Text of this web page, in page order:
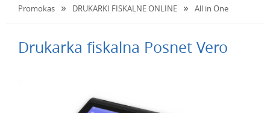
Promokas DRUKARKI FISKALNE ONLINE All in One
Drukarka fiskalna Posnet Vero